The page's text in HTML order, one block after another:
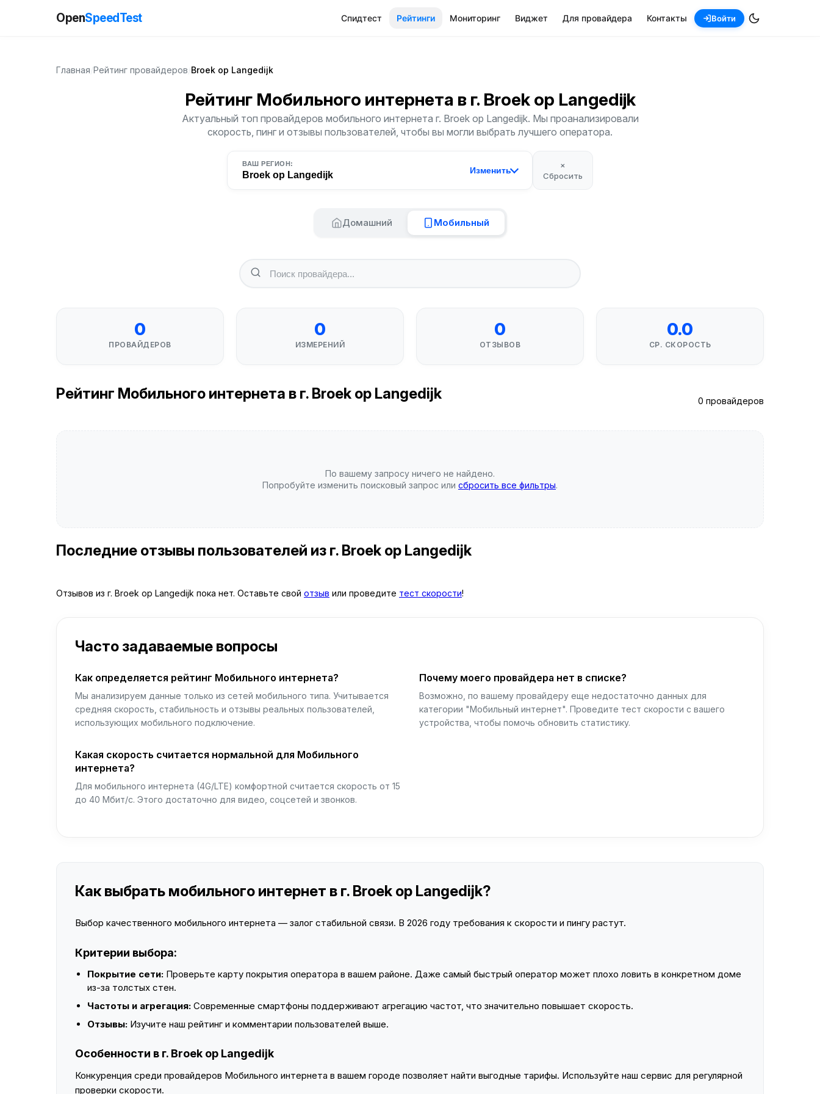
OpenSpeedTest Спидтест Рейтинги Мониторинг Виджет Для провайдера Контакты Войти
Главная Рейтинг провайдеров Broek op Langedijk
Рейтинг Мобильного интернета в г. Broek op Langedijk
Актуальный топ провайдеров мобильного интернета г. Broek op Langedijk. Мы проанализировали
скорость, пинг и отзывы пользователей, чтобы вы могли выбрать лучшего оператора.
ВАШ РЕГИОН:
Broek op Langedijk Изменить
×
Сбросить
Домашний Мобильный
0
ПРОВАЙДЕРОВ
0
ИЗМЕРЕНИЙ
0
ОТЗЫВОВ
0.0
СР. СКОРОСТЬ
Рейтинг Мобильного интернета в г. Broek op Langedijk 0 провайдеров
По вашему запросу ничего не найдено.
Попробуйте изменить поисковый запрос или сбросить все фильтры.
Последние отзывы пользователей из г. Broek op Langedijk
Отзывов из г. Broek op Langedijk пока нет. Оставьте свой отзыв или проведите тест скорости!
Часто задаваемые вопросы
Как определяется рейтинг Мобильного интернета?
Мы анализируем данные только из сетей мобильного типа. Учитывается
средняя скорость, стабильность и отзывы реальных пользователей,
использующих мобильного подключение.
Почему моего провайдера нет в списке?
Возможно, по вашему провайдеру еще недостаточно данных для
категории "Мобильный интернет". Проведите тест скорости с вашего
устройства, чтобы помочь обновить статистику.
Какая скорость считается нормальной для Мобильного
интернета?
Для мобильного интернета (4G/LTE) комфортной считается скорость от 15
до 40 Мбит/с. Этого достаточно для видео, соцсетей и звонков.
Как выбрать мобильного интернет в г. Broek op Langedijk?
Выбор качественного мобильного интернета — залог стабильной связи. В 2026 году требования к скорости и пингу растут.
Критерии выбора:
Покрытие сети: Проверьте карту покрытия оператора в вашем районе. Даже самый быстрый оператор может плохо ловить в конкретном доме
из-за толстых стен.
Частоты и агрегация: Современные смартфоны поддерживают агрегацию частот, что значительно повышает скорость.
Отзывы: Изучите наш рейтинг и комментарии пользователей выше.
Особенности в г. Broek op Langedijk
Конкуренция среди провайдеров Мобильного интернета в вашем городе позволяет найти выгодные тарифы. Используйте наш сервис для регулярной
проверки скорости.